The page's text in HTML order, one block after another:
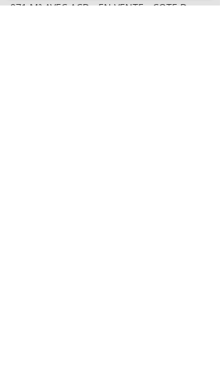
971 M² AVEC ACD - EN VENTE - COTE D